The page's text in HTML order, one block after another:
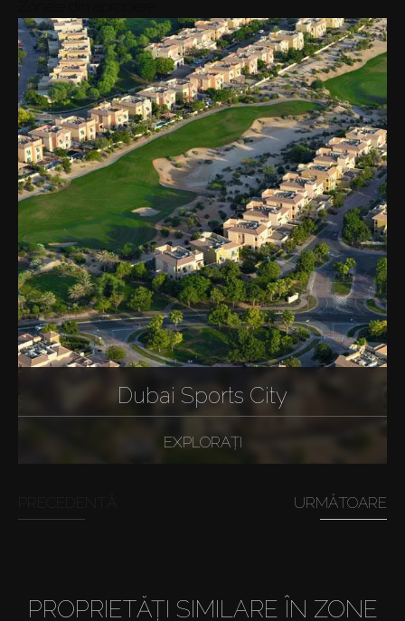
Dubai Sports City
EXPLORAȚI
URMĂTOARE
PROPRIETĂȚI SIMILARE ÎN ZONE